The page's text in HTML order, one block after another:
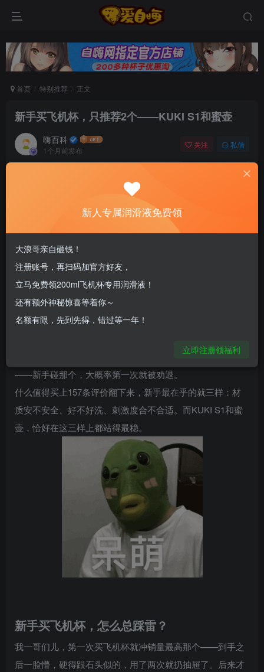
首页 特别推荐 正文
新手买飞机杯，只推荐2个——KUKI S1和蜜壶
嗨百科
1个月前发布
关注 私信
新老司机速来！注册自嗨网+扫码加好友，即
送200ml润滑液→
10个型号砸过来，8个”必入款”再砸过来——选个飞机杯，怎
么比选手机还难？我翻了几千条真实评价，最后发现新手真
正需要的就两个答案。
新手零踩雷飞机杯的双保险：预算200以内→KUKI S1（AV
片商联名/慢玩设计/98元）；预算300左右→蜜壶羞羞款（纯
手工/慢玩/真实感路线）。就这两个，选哪个都不会踩雷。
的话直接上蜜壶，手工品控闭眼入。别看对子哈特名气大
——新手碰那个，大概率第一次就被劝退。
什么值得买上157条评价翻下来，新手最在乎的就三样：材
质安不安全、好不好洗、刺激度合不合适。而KUKI S1和蜜
壶，恰好在这三样上都站得最稳。
新手买飞机杯，怎么总踩雷？
我一哥们儿，第一次买飞机杯就冲销量最高那个——到手之
后一脸懵，硬得跟石头似的，用了两次就扔抽屉了。后来才
新人专属润滑液免费领
大浪哥亲自砸钱！
注册账号，再扫码加官方好友，
立马免费领200ml飞机杯专用润滑液！
还有额外神秘惊喜等着你～
名额有限，先到先得，错过等一年！
立即注册领福利